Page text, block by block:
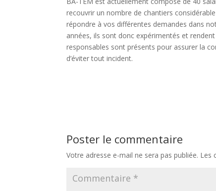
recouvrir un nombre de chantiers
répondre à vos différentes demandes dans
années, ils sont donc expérimentés et
responsables sont présents pour assurer la
d’éviter tout incident.
Poster le commentaire
Votre adresse e-mail ne sera pas publiée. Les